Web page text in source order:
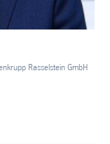
Rasselstein GmbH